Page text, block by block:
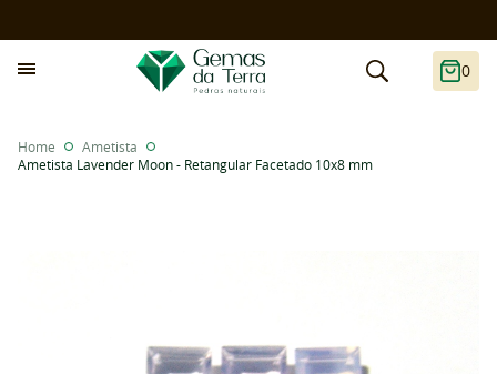
0
Home
Ametista
Ametista Lavender Moon - Retangular Facetado 10x8 mm